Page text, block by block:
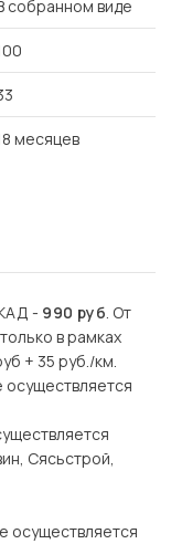
собранном виде
месяцев
- 990 руб. От
в рамках
+ 35 руб./км.
Сясьстрой,
осуществляется